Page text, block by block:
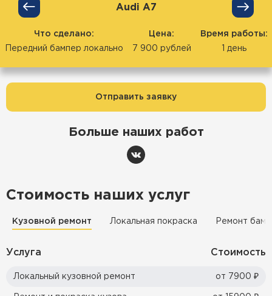
Audi А7
Что сделано:
Передний бампер локально
Цена:
7 900 рублей
Время работы:
1 день
Отправить заявку
Больше наших работ
Стоимость наших услуг
Кузовной ремонт Локальная покраска Ремонт
Услуга Стоимость
Локальный кузовной ремонт от 7900 ₽